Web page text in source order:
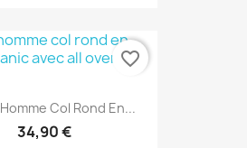
Col Rond En...
34,90 €
favorite_border